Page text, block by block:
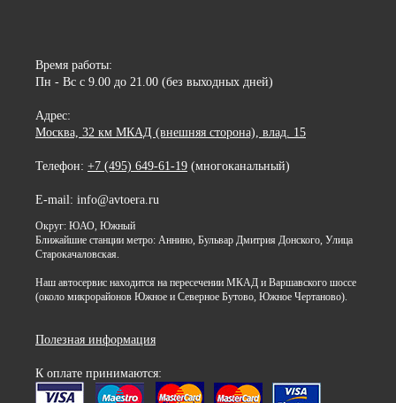
Время работы:
Пн - Вс с 9.00 до 21.00 (без выходных дней)
Адрес:
Москва, 32 км МКАД (внешняя сторона), влад. 15
Телефон: +7 (495) 649-61-19 (многоканальный)
E-mail: info@avtoera.ru
Округ: ЮАО, Южный
Ближайшие станции метро: Аннино, Бульвар Дмитрия Донского, Улица
Старокачаловская.
Наш автосервис находится на пересечении МКАД и Варшавского шоссе
(около микрорайонов Южное и Северное Бутово, Южное Чертаново).
Полезная информация
К оплате принимаются: